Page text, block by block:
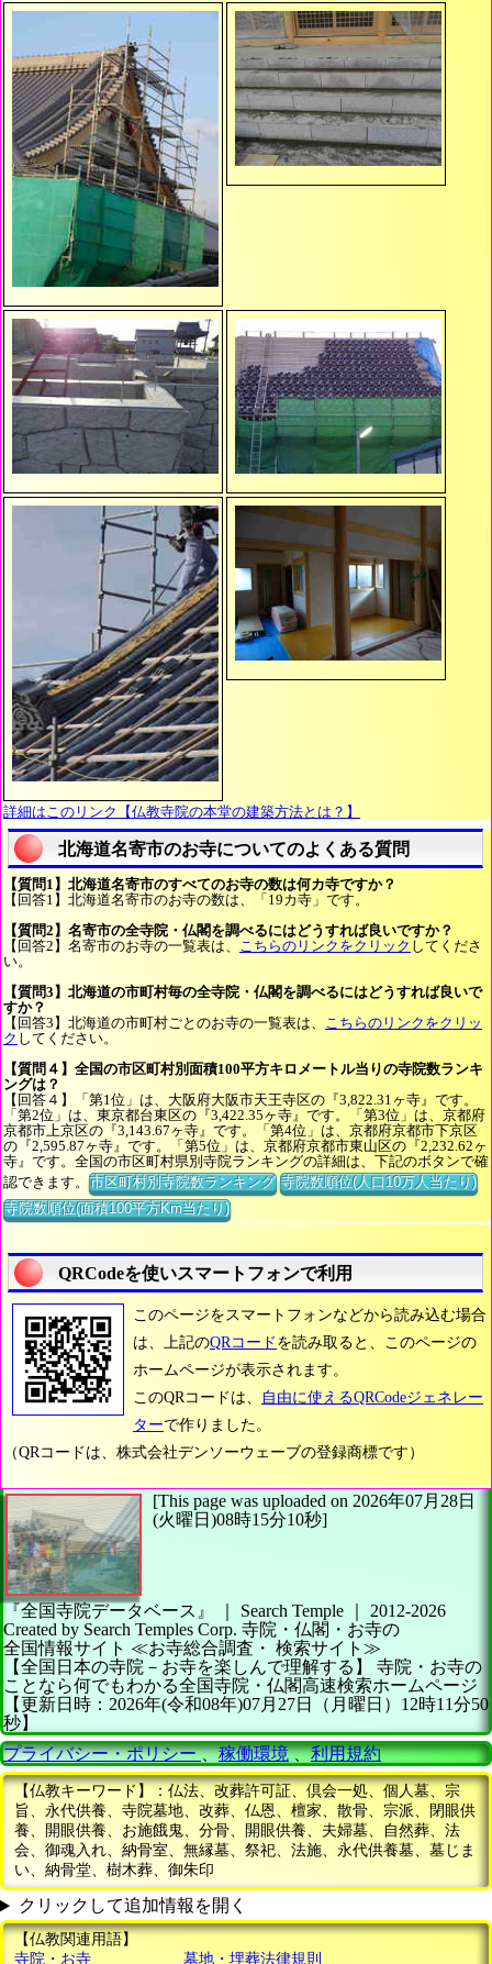
詳細はこのリンク【仏教寺院の本堂の建築方法とは？】
北海道名寄市のお寺についてのよくある質問
【質問1】北海道名寄市のすべてのお寺の数は何カ寺ですか？
【回答1】北海道名寄市のお寺の数は、「19カ寺」です。
【質問2】名寄市の全寺院・仏閣を調べるにはどうすれば良いですか？
【回答2】名寄市のお寺の一覧表は、 こちらのリンクをクリック してくださ
い。
【質問3】北海道の市町村毎の全寺院・仏閣を調べるにはどうすれば良いで
すか？
【回答3】北海道の市町村ごとのお寺の一覧表は、 こちらのリンクをクリッ
ク してください。
【質問４】全国の市区町村別面積100平方キロメートル当りの寺院数ランキ
ングは？
【回答４】「第1位」は、大阪府大阪市天王寺区の『3,822.31ヶ寺』です。
「第2位」は、東京都台東区の『3,422.35ヶ寺』です。「第3位」は、京都府
京都市上京区の『3,143.67ヶ寺』です。「第4位」は、京都府京都市下京区
の『2,595.87ヶ寺』です。「第5位」は、京都府京都市東山区の『2,232.62ヶ
寺』です。全国の市区町村県別寺院ランキングの詳細は、下記のボタンで確
認できます。市区町村別寺院数ランキング 寺院数順位(人口10万人当たり)
寺院数順位(面積100平方Km当たり)
QRCodeを使いスマートフォンで利用
このページをスマートフォンなどから読み込む場合
は、上記のQRコード を読み取ると、このページの
ホームページが表示されます。
このQRコードは、
自由に使えるQRCodeジェネレー
ターで作りました。
（QRコードは、株式会社デンソーウェーブの登録商標です）
[This page was uploaded on 2026年07月28日
(火曜日)08時15分10秒]
『全国寺院データベース』 ｜ Search Temple
2012-2026
Created by Search Temples Corp. 寺院・仏閣・お寺の
全国情報サイト ≪お寺総合調査・ 検索サイト≫
【全国日本の寺院－お寺を楽しんで理解する】
寺院・お寺の
ことなら何でもわかる全国寺院・仏閣高速検索ホームページ
【更新日時：2026年(令和08年)07月27日（月曜日）12時11分50
秒】
プライバシー・ポリシー、稼働環境、利用規約
【仏教キーワード】：仏法、改葬許可証、倶会一処、個人墓、宗
旨、永代供養、寺院墓地、改葬、仏恩、檀家、散骨、宗派、閉眼供
養、開眼供養、お施餓鬼、分骨、開眼供養、夫婦墓、自然葬、法
会、御魂入れ、納骨室、無縁墓、祭祀、法施、永代供養墓、墓じま
い、納骨堂、樹木葬、御朱印
クリックして追加情報を開く
【仏教関連用語】
寺院・お寺
墓地・埋葬法律規則